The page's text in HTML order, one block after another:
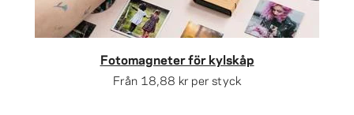
Fotomagneter för kylskåp
Från 18,88 kr per styck